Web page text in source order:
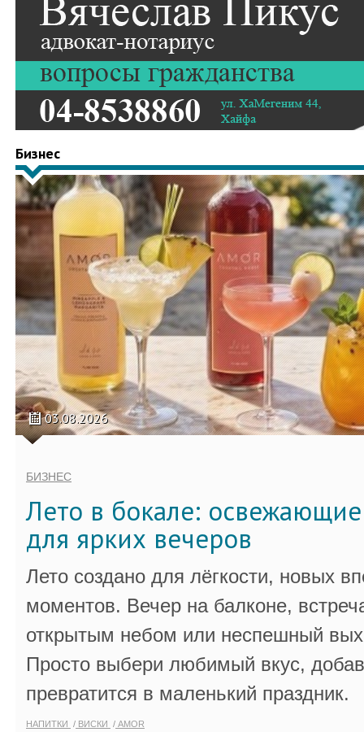
Бизнес
03.08.2026
БИЗНЕС
Лето в бокале:
для ярких вечеров
Лето создано для лёгкости, новых
моментов. Вечер на балконе,
открытым небом или неспешный
Просто выбери любимый вкус,
превратится в маленький праздник.
НАПИТКИ ВИСКИ AMOR